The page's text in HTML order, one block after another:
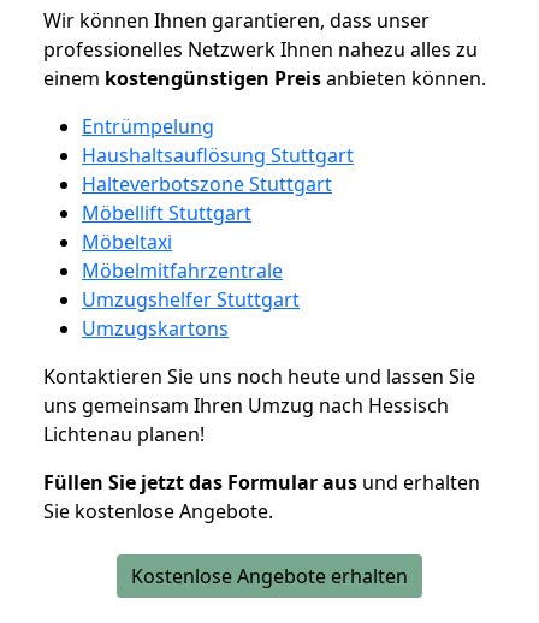
Wir können Ihnen garantieren, dass unser
professionelles Netzwerk Ihnen nahezu alles zu
einem kostengünstigen Preisanbieten können.
Entrümpelung
Haushaltsauflösung Stuttgart
Halteverbotszone Stuttgart
Möbellift Stuttgart
Möbeltaxi
Möbelmitfahrzentrale
Umzugshelfer Stuttgart
Umzugskartons
Kontaktieren Sie uns noch heute und lassen Sie
uns gemeinsam Ihren Umzug nach Hessisch
Lichtenau planen!
Füllen Sie jetzt das Formular aus und erhalten
Sie kostenlose Angebote.
Kostenlose Angebote erhalten